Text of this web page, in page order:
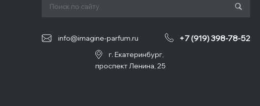
info@imagine-parfum.ru +7 (919) 398-78-52
г. Екатеринбург,
проспект Ленина, 25